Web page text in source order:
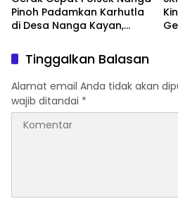
Pinoh Padamkan Karhutla
di Desa Nanga Kayan,
LahanTinggalkan Balasan
Alamat email Anda tidak akan
wajib ditandai *